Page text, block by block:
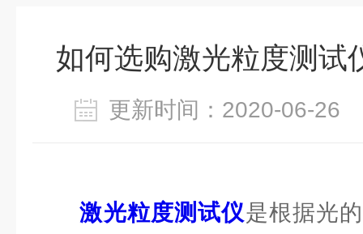
如何选购激光粒度测试
更新时间：2020-06-
激光粒度测试仪是根据光